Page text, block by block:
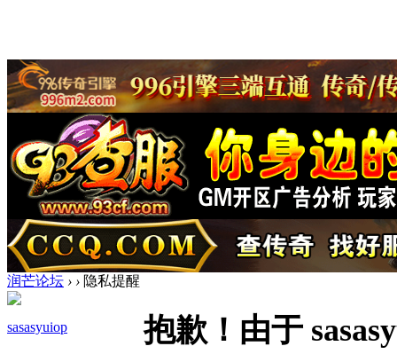
润芒论坛 › › 隐私提醒
sasasyuiop
抱歉！由于